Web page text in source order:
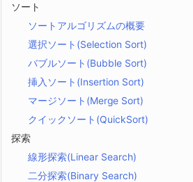
ソート
ソートアルゴリズムの概要
選択ソート(Selection Sort)
バブルソート(Bubble Sort)
挿入ソート(Insertion Sort)
マージソート(Merge Sort)
クイックソート(QuickSort)
探索
線形探索(Linear Search)
二分探索(Binary Search)